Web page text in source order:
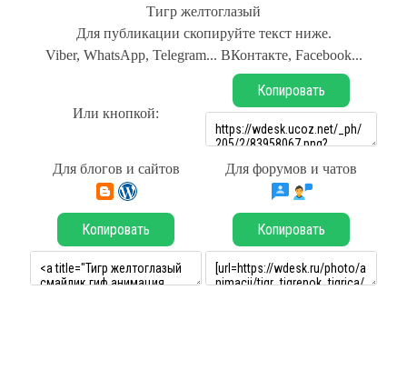
Тигр желтоглазый
Для публикации скопируйте текст ниже.
Viber, WhatsApp, Telegram... ВКонтакте, Facebook...
Или кнопкой:
Копировать
Для блогов и сайтов Для форумов и чатов
Копировать Копировать